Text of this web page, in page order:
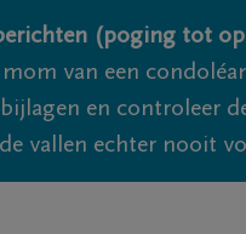
(poging tot
van een
en controleer
vallen echter nooit